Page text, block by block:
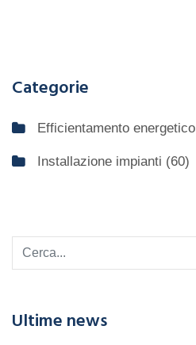
Categorie
Efficientamento energetico
Installazione impianti (60)
Ultime news